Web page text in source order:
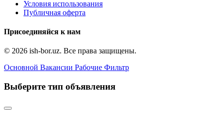
Условия использования
Публичная оферта
Присоединяйся к нам
© 2026 ish-bor.uz. Все права защищены.
Основной Вакансии Рабочие Фильтр
Выберите тип объявления